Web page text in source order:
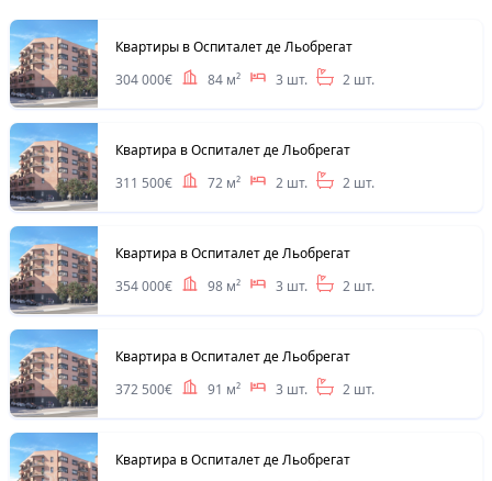
Квартиры в Оспиталет де Льобрегат
304 000€
84 м² 3 шт. 2 шт.
Квартира в Оспиталет де Льобрегат
311 500€
72 м² 2 шт. 2 шт.
Квартира в Оспиталет де Льобрегат
354 000€
98 м² 3 шт. 2 шт.
Квартира в Оспиталет де Льобрегат
372 500€
91 м² 3 шт. 2 шт.
Квартира в Оспиталет де Льобрегат